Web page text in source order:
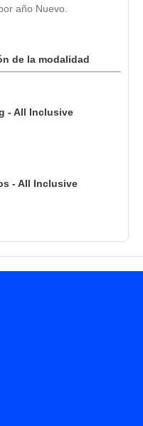
año Nuevo.
de la modalidad
- All Inclusive
- All Inclusive